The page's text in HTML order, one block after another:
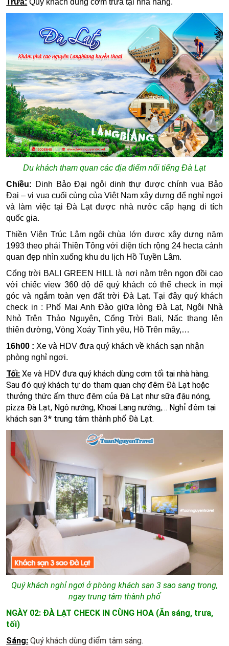
Du khách tham quan các địa điểm nổi tiếng Đà Lạt
Chiều: Dinh Bảo Đại ngôi dinh thự được chính vua Bảo
Đại – vị vua cuối cùng của Việt Nam xây dựng để nghỉ ngơi
và làm việc tại Đà Lạt được nhà nước cấp hạng di tích
quốc gia.
Thiền Viện Trúc Lâm ngôi chùa lớn được xây dựng năm
1993 theo phái Thiền Tông với diện tích rộng 24 hecta cảnh
quan đẹp nhìn xuống khu du lịch Hồ Tuyền Lâm.
Cổng trời BALI GREEN HILL là nơi nằm trên ngọn đồi cao
với chiếc view 360 độ để quý khách có thể check in mọi
góc và ngắm toàn vẹn đất trời Đà Lạt. Tại đây quý khách
check in : Phố Mai Anh Đào giữa lòng Đà Lạt, Ngôi Nhà
Nhỏ Trên Thảo Nguyên, Cổng Trời Bali, Nấc thang lên
thiên đường, Vòng Xoáy Tình yêu, Hồ Trên mây,…
16h00 : Xe và HDV đưa quý khách về khách sạn nhận
phòng nghỉ ngơi.
Tối: Xe và HDV đưa quý khách dùng cơm tối tại nhà hàng.
Sau đó quý khách tự do tham quan chợ đêm Đà Lạt hoặc
thưởng thức ẩm thực đêm của Đà Lạt như sữa đậu nóng,
pizza Đà Lạt, Ngô nướng, Khoai Lang nướng,… Nghỉ đêm tại
khách sạn 3* trung tâm thành phố Đà Lạt.
Quý khách nghỉ ngơi ở phòng khách sạn 3 sao sang trọng,
ngay trung tâm thành phố
NGÀY 02: ĐÀ LẠT CHECK IN CÙNG HOA (Ăn sáng, trưa,
tối)
Sáng: Quý khách dùng điểm tâm sáng.